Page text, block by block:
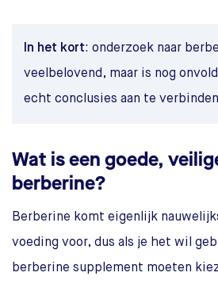
In het kort: onderzoek naar
veelbelovend, maar is nog
echt conclusies aan te
Wat is een goede,
berberine?
Berberine komt eigenlijk
voeding voor, dus als je het wil
berberine supplement moeten